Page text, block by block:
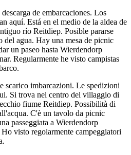
de embarcaciones. Los
aquí. Está en el medio de la aldea de
río Reitdiep. Posible pararse
del agua. Hay una mesa de picnic
un paseo hasta Wierdendorp
Regularmente he visto campistas
scarico imbarcazioni. Le spedizioni
Si trova nel centro del villaggio di
fiume Reitdiep. Possibilità di
C'è un tavolo da picnic
passeggiata a Wierdendorp
visto regolarmente campeggiatori